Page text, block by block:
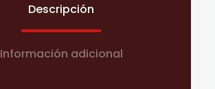
Descripción
Información adicional